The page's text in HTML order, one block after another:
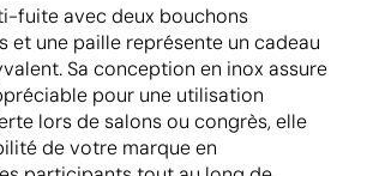
fuite avec deux bouchons
et une paille représente un cadeau
Sa conception en inox assure
pour une utilisation
lors de salons ou congrès, elle
de votre marque en